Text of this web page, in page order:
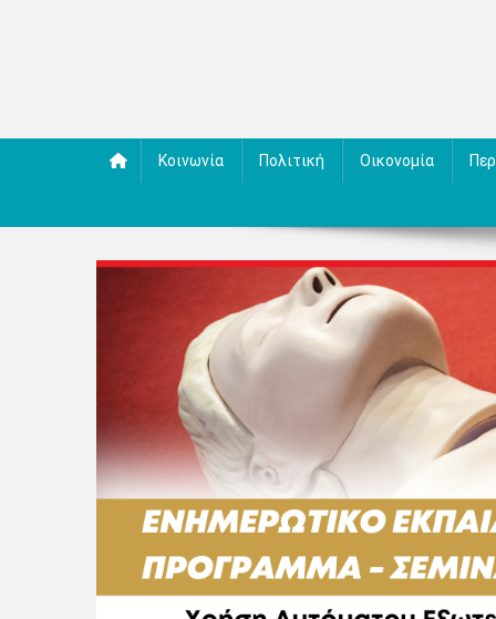
Κοινωνία Πολιτική Οικονομία